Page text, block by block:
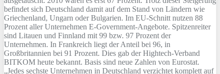
befindet sich Deutschland damit auf dem Stand von Ländern wie
Griechenland, Ungarn oder Bulgarien. Im EU-Schnitt nutzen 88
Prozent aller Unternehmen E-Government-Angebote. Spitzenreiter
sind Litauen und Finnland mit 99 bzw. 97 Prozent der
Unternehmen. In Frankreich liegt der Anteil bei 96, in
Großbritannien bei 91 Prozent. Dies gab der Hightech-Verband
BITKOM heute bekannt. Basis sind neue Zahlen von Eurostat.
„Jedes sechste Unternehmen in Deutschland verzichtet komplett auf